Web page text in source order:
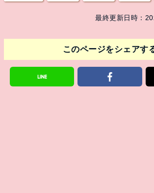
最終更新日時：
このページをシェアす